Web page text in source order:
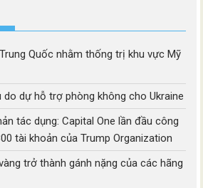
Quốc nhằm thống trị khu vực Mỹ
do dự hỗ trợ phòng không cho Ukraine
tác dụng: Capital One lần đầu công
tài khoản của Trump Organization
trở thành gánh nặng của các hãng